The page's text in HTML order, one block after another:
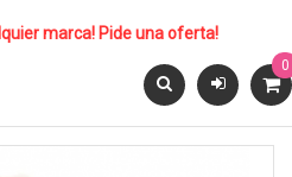
marca! Pide una oferta!
0